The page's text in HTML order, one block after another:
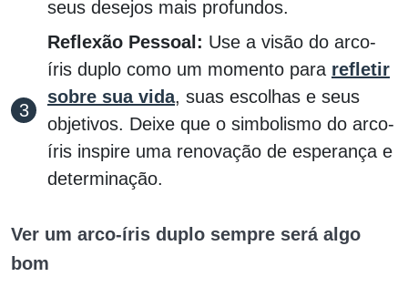
seus desejos mais profundos.
Reflexão Pessoal: Use a visão do arco-
íris duplo como um momento para refletir
sobre sua vida, suas escolhas e seus
objetivos. Deixe que o simbolismo do arco-
íris inspire uma renovação de esperança e
determinação.
Ver um arco-íris duplo sempre será algo
bom